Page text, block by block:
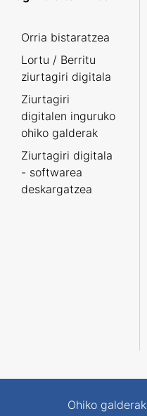
Orria bistaratzea
Lortu / Berritu
ziurtagiri digitala
Ziurtagiri
digitalen inguruko
ohiko galderak
Ziurtagiri digitala
- softwarea
deskargatzea
Ohiko galderak